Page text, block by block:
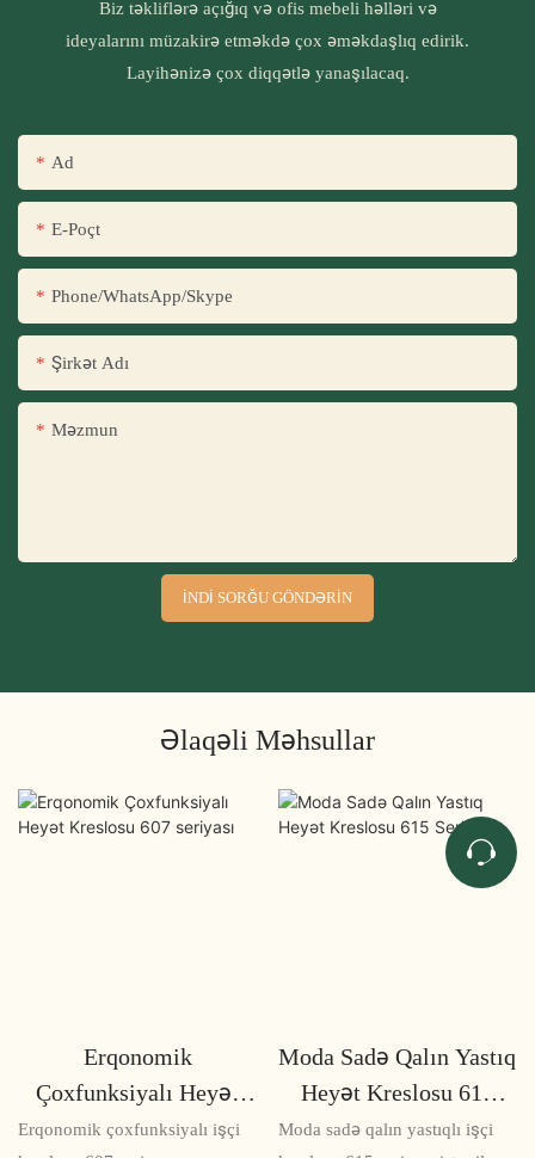
Biz təkliflərə açığıq və ofis mebeli həlləri və
ideyalarını müzakirə etməkdə çox əməkdaşlıq edirik.
Layihənizə çox diqqətlə yanaşılacaq.
Ad
E-Poçt
Phone/WhatsApp/Skype
Şirkət Adı
Məzmun
İNDI SORĞU GÖNDƏRIN
Əlaqəli Məhsullar
Erqonomik
Çoxfunksiyalı Heyət
Kreslosu 607 seriyası
Erqonomik çoxfunksiyalı işçi
Moda Sadə Qalın Yastıq
Heyət Kreslosu 615
Seriyası
Moda sadə qalın yastıqlı işçi